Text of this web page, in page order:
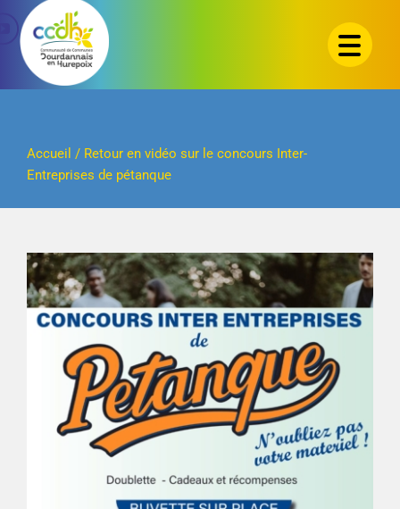
Passer
contenu
Accueil / Retour en vidéo sur le concours Inter-
Entreprises de pétanque